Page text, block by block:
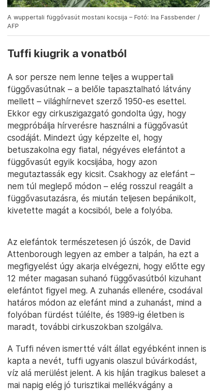
A wuppertali függővasút mostani kocsija – Fotó: Ina Fassbender /
AFP
Tuffi kiugrik a vonatból
A sor persze nem lenne teljes a wuppertali
függővasútnak – a belőle tapasztalható látvány
mellett – világhírnevet szerző 1950-es esettel.
Ekkor egy cirkuszigazgató gondolta úgy, hogy
megpróbálja hírverésre használni a függővasút
csodáját. Mindezt úgy képzelte el, hogy
betuszakolna egy fiatal, négyéves elefántot a
függővasút egyik kocsijába, hogy azon
megutaztassák egy kicsit. Csakhogy az elefánt –
nem túl meglepő módon – elég rosszul reagált a
függővasutazásra, és miután teljesen bepánikolt,
kivetette magát a kocsiból, bele a folyóba.
Az elefántok természetesen jó úszók, de David
Attenborough legyen az ember a talpán, ha ezt a
megfigyelést úgy akarja elvégezni, hogy előtte egy
12 méter magasan suhanó függővasútból kizuhant
elefántot figyel meg. A zuhanás ellenére, csodával
határos módon az elefánt mind a zuhanást, mind a
folyóban fürdést túlélte, és 1989-ig életben is
maradt, további cirkuszokban szolgálva.
A Tuffi néven ismertté vált állat egyébként innen is
kapta a nevét, tuffi ugyanis olaszul búvárkodást,
víz alá merülést jelent. A kis híján tragikus baleset a
mai napig elég jó turisztikai mellékvágány a